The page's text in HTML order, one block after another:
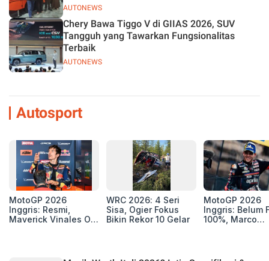
AUTONEWS
AUTONEWS
Chery Bawa Tiggo V di GIIAS 2026, SUV
Tangguh yang Tawarkan Fungsionalitas
Terbaik
Autosport
MotoGP 2026
Inggris: Resmi,
Maverick Vinales Out
Selanjutnya Belum
WRC 2026: 4 Seri
Sisa, Ogier Fokus
Bikin Rekor 10 Gelar
MotoGP 2026
Inggris: Belum
100%, Marco
GP